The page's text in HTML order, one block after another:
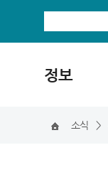
정보
소식 >